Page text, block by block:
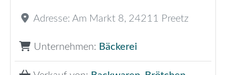
Adresse: Am Markt 8, 24211 Preetz
Unternehmen: Bäckerei